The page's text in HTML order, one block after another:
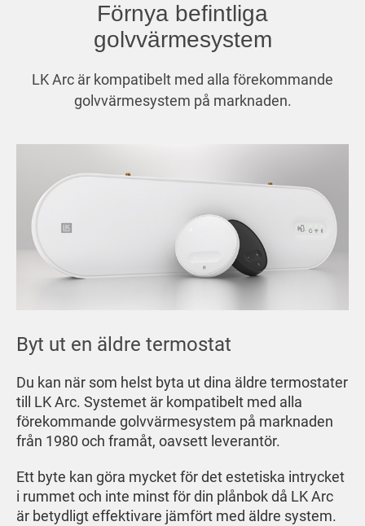
Förnya befintliga
golvvärmesystem
LK Arc är kompatibelt med alla förekommande
golvvärmesystem på marknaden.
Byt ut en äldre termostat
Du kan när som helst byta ut dina äldre termostater
till LK Arc. Systemet är kompatibelt med alla
förekommande golvvärmesystem på marknaden
från 1980 och framåt, oavsett leverantör.
Ett byte kan göra mycket för det estetiska intrycket
i rummet och inte minst för din plånbok då LK Arc
är betydligt effektivare jämfört med äldre system.